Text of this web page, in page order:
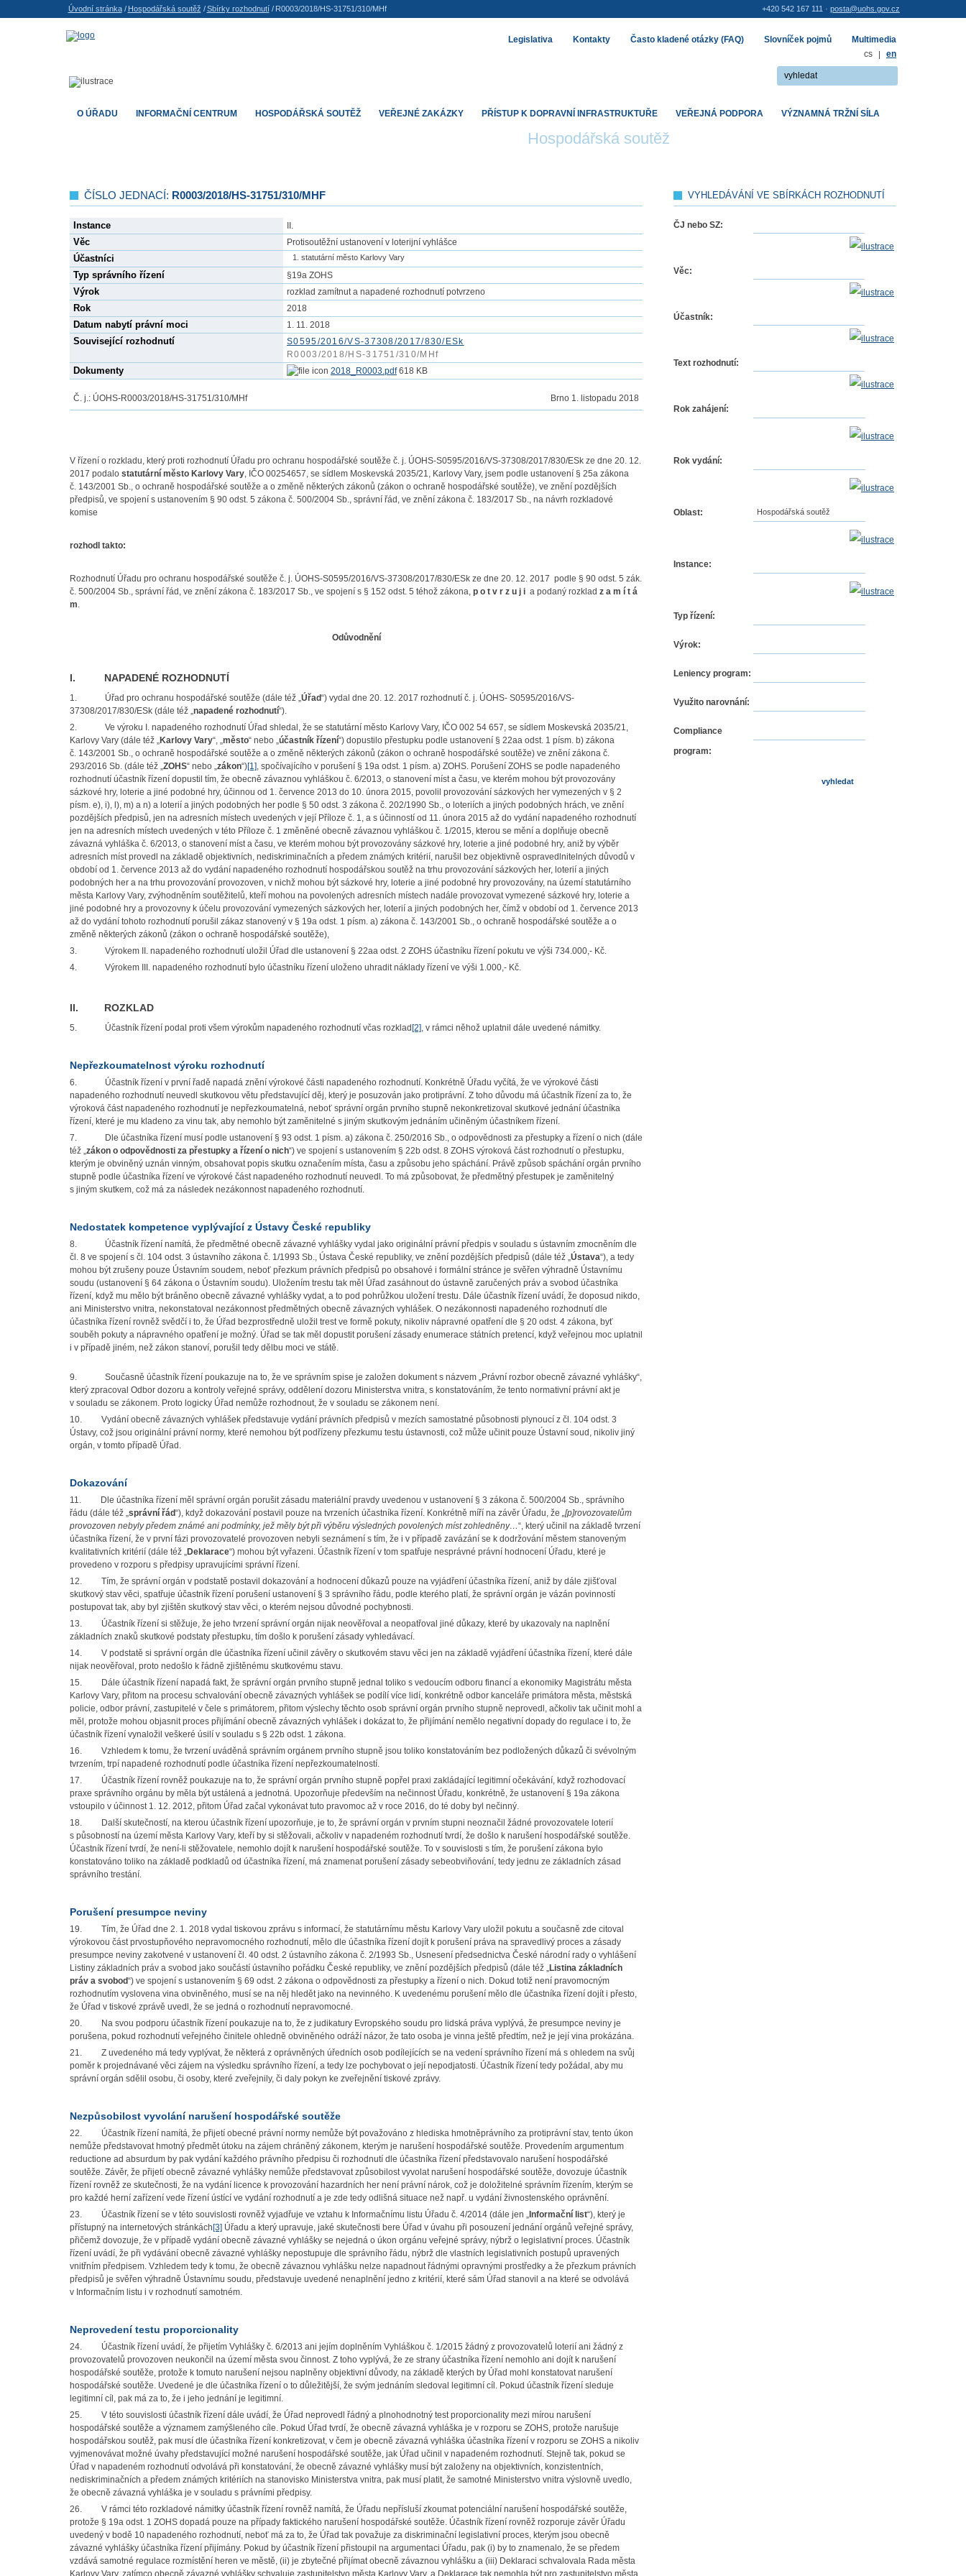
Hospodářská soutěž
ČÍSLO JEDNACÍ: R0003/2018/HS-31751/310/MHF
Instance II.
Věc Protisoutěžní ustanovení v loterijní vyhlášce
Účastníci statutární město Karlovy Vary
Typ správního řízení §19a ZOHS
Výrok rozklad zamítnut a napadené rozhodnutí potvrzeno
Rok 2018
Datum nabytí právní moci 1. 11. 2018
Související rozhodnutí
S0595/2016/VS-37308/2017/830/ESk
R0003/2018/HS-31751/310/MHf
Dokumenty 2018_R0003.pdf618 KB
Č. j.: ÚOHS-R0003/2018/HS-31751/310/MHf Brno 1. listopadu 2018
V řízení o rozkladu, který proti rozhodnutí Úřadu pro ochranu hospodářské soutěže č. j. ÚOHS-S0595/2016/VS-37308/2017/830/ESk ze dne 20. 12.
2017 podalo statutární město Karlovy Vary, IČO 00254657, se sídlem Moskevská 2035/21, Karlovy Vary, jsem podle ustanovení § 25a zákona
č. 143/2001 Sb., o ochraně hospodářské soutěže a o změně některých zákonů (zákon o ochraně hospodářské soutěže), ve znění pozdějších
předpisů, ve spojení s ustanovením § 90 odst. 5 zákona č. 500/2004 Sb., správní řád, ve znění zákona č. 183/2017 Sb., na návrh rozkladové
komise
rozhodl takto:
Rozhodnutí Úřadu pro ochranu hospodářské soutěže č. j. ÚOHS-S0595/2016/VS-37308/2017/830/ESk ze dne 20. 12. 2017 podle § 90 odst. 5 zák.
č. 500/2004 Sb., správní řád, ve znění zákona č. 183/2017 Sb., ve spojení s § 152 odst. 5 téhož zákona, p o t v r z u j i a podaný rozklad z a m í t á
m.
Odůvodnění
I. NAPADENÉ ROZHODNUTÍ
1. Úřad pro ochranu hospodářské soutěže (dále též „Úřad“) vydal dne 20. 12. 2017 rozhodnutí č. j. ÚOHS- S0595/2016/VS-
37308/2017/830/ESk (dále též „napadené rozhodnutí“).
2.
Ve výroku I. napadeného rozhodnutí Úřad shledal, že se statutární město Karlovy Vary, IČO 002 54 657, se sídlem Moskevská 2035/21,
Karlovy Vary (dále též „Karlovy Vary“, „město“ nebo „účastník řízení“) dopustilo přestupku podle ustanovení § 22aa odst. 1 písm. b) zákona
č. 143/2001 Sb., o ochraně hospodářské soutěže a o změně některých zákonů (zákon o ochraně hospodářské soutěže) ve znění zákona č.
293/2016 Sb. (dále též „ZOHS“ nebo „zákon“)[1], spočívajícího v porušení § 19a odst. 1 písm. a) ZOHS. Porušení ZOHS se podle napadeného
rozhodnutí účastník řízení dopustil tím, že obecně závaznou vyhláškou č. 6/2013, o stanovení míst a času, ve kterém mohou být provozovány
sázkové hry, loterie a jiné podobné hry, účinnou od 1. července 2013 do 10. února 2015, povolil provozování sázkových her vymezených v § 2
písm. e), i), l), m) a n) a loterií a jiných podobných her podle § 50 odst. 3 zákona č. 202/1990 Sb., o loteriích a jiných podobných hrách, ve znění
pozdějších předpisů, jen na adresních místech uvedených v její Příloze č. 1, a s účinností od 11. února 2015 až do vydání napadeného rozhodnutí
jen na adresních místech uvedených v této Příloze č. 1 změněné obecně závaznou vyhláškou č. 1/2015, kterou se mění a doplňuje obecně
závazná vyhláška č. 6/2013, o stanovení míst a času, ve kterém mohou být provozovány sázkové hry, loterie a jiné podobné hry, aniž by výběr
adresních míst provedl na základě objektivních, nediskriminačních a předem známých kritérií, narušil bez objektivně ospravedlnitelných důvodů v
období od 1. července 2013 až do vydání napadeného rozhodnutí hospodářskou soutěž na trhu provozování sázkových her, loterií a jiných
podobných her a na trhu provozování provozoven, v nichž mohou být sázkové hry, loterie a jiné podobné hry provozovány, na území statutárního
města Karlovy Vary, zvýhodněním soutěžitelů, kteří mohou na povolených adresních místech nadále provozovat vymezené sázkové hry, loterie a
jiné podobné hry a provozovny k účelu provozování vymezených sázkových her, loterií a jiných podobných her, čímž v období od 1. července 2013
až do vydání tohoto rozhodnutí porušil zákaz stanovený v § 19a odst. 1 písm. a) zákona č. 143/2001 Sb., o ochraně hospodářské soutěže a o
změně některých zákonů (zákon o ochraně hospodářské soutěže),
3.
Výrokem II. napadeného rozhodnutí uložil Úřad dle ustanovení § 22aa odst. 2 ZOHS účastníku řízení pokutu ve výši 734.000,- Kč.
4.
Výrokem III. napadeného rozhodnutí bylo účastníku řízení uloženo uhradit náklady řízení ve výši 1.000,- Kč.
II. ROZKLAD
5. Účastník řízení podal proti všem výrokům napadeného rozhodnutí včas rozklad [2], v rámci něhož uplatnil dále uvedené námitky.
Nepřezkoumatelnost výroku rozhodnutí
6.
Účastník řízení v první řadě napadá znění výrokové části napadeného rozhodnutí. Konkrétně Úřadu vyčítá, že ve výrokové části
napadeného rozhodnutí neuvedl skutkovou větu představující děj, který je posuzován jako protiprávní. Z toho důvodu má účastník řízení za to, že
výroková část napadeného rozhodnutí je nepřezkoumatelná, neboť správní orgán prvního stupně nekonkretizoval skutkové jednání účastníka
řízení, které je mu kladeno za vinu tak, aby nemohlo být zaměnitelné s jiným skutkovým jednáním učiněným účastníkem řízení.
7.
Dle účastníka řízení musí podle ustanovení § 93 odst. 1 písm. a) zákona č. 250/2016 Sb., o odpovědnosti za přestupky a řízení o nich (dále
též „zákon o odpovědnosti za přestupky a řízení o nich“) ve spojení s ustanovením § 22b odst. 8 ZOHS výroková část rozhodnutí o přestupku,
kterým je obviněný uznán vinným, obsahovat popis skutku označením místa, času a způsobu jeho spáchání. Právě způsob spáchání orgán prvního
stupně podle účastníka řízení ve výrokové část napadeného rozhodnutí neuvedl. To má způsobovat, že předmětný přestupek je zaměnitelný
s jiným skutkem, což má za následek nezákonnost napadeného rozhodnutí.
Nedostatek kompetence vyplývající z Ústavy České republiky
8.
Účastník řízení namítá, že předmětné obecně závazné vyhlášky vydal jako originální právní předpis v souladu s ústavním zmocněním dle
čl. 8 ve spojení s čl. 104 odst. 3 ústavního zákona č. 1/1993 Sb., Ústava České republiky, ve znění pozdějších předpisů (dále též „Ústava“), a tedy
mohou být zrušeny pouze Ústavním soudem, neboť přezkum právních předpisů po obsahové i formální stránce je svěřen výhradně Ústavnímu
soudu (ustanovení § 64 zákona o Ústavním soudu). Uložením trestu tak měl Úřad zasáhnout do ústavně zaručených práv a svobod účastníka
řízení, když mu mělo být bráněno obecně závazné vyhlášky vydat, a to pod pohrůžkou uložení trestu. Dále účastník řízení uvádí, že doposud nikdo,
ani Ministerstvo vnitra, nekonstatoval nezákonnost předmětných obecně závazných vyhlášek. O nezákonnosti napadeného rozhodnutí dle
účastníka řízení rovněž svědčí i to, že Úřad bezprostředně uložil trest ve formě pokuty, nikoliv nápravné opatření dle § 20 odst. 4 zákona, byť
souběh pokuty a nápravného opatření je možný. Úřad se tak měl dopustit porušení zásady enumerace státních pretencí, když veřejnou moc uplatnil
i v případě jiném, než zákon stanoví, porušil tedy dělbu moci ve státě.
9.
Současně účastník řízení poukazuje na to, že ve správním spise je založen dokument s názvem „Právní rozbor obecně závazné vyhlášky“,
který zpracoval Odbor dozoru a kontroly veřejné správy, oddělení dozoru Ministerstva vnitra, s konstatováním, že tento normativní právní akt je
v souladu se zákonem. Proto logicky Úřad nemůže rozhodnout, že v souladu se zákonem není.
10.
Vydání obecně závazných vyhlášek představuje vydání právních předpisů v mezích samostatné působnosti plynoucí z čl. 104 odst. 3
Ústavy, což jsou originální právní normy, které nemohou být podřízeny přezkumu testu ústavnosti, což může učinit pouze Ústavní soud, nikoliv jiný
orgán, v tomto případě Úřad.
Dokazování
11.
Dle účastníka řízení měl správní orgán porušit zásadu materiální pravdy uvedenou v ustanovení § 3 zákona č. 500/2004 Sb., správního
řádu (dále též „správní řád“), když dokazování postavil pouze na tvrzeních účastníka řízení. Konkrétně míří na závěr Úřadu, že „[p]rovozovatelům
provozoven nebyly předem známé ani podmínky, jež měly být při výběru výsledných povolených míst zohledněny…“, který učinil na základě tvrzení
účastníka řízení, že v první fázi provozovatelé provozoven nebyli seznámení s tím, že i v případě zavázání se k dodržování městem stanoveným
kvalitativních kritérií (dále též „Deklarace“) mohou být vyřazeni. Účastník řízení v tom spatřuje nesprávné právní hodnocení Úřadu, které je
provedeno v rozporu s předpisy upravujícími správní řízení.
12.
Tím, že správní orgán v podstatě postavil dokazování a hodnocení důkazů pouze na vyjádření účastníka řízení, aniž by dále zjišťoval
skutkový stav věci, spatřuje účastník řízení porušení ustanovení § 3 správního řádu, podle kterého platí, že správní orgán je vázán povinností
postupovat tak, aby byl zjištěn skutkový stav věci, o kterém nejsou důvodné pochybnosti.
13.
Účastník řízení si stěžuje, že jeho tvrzení správní orgán nijak neověřoval a neopatřoval jiné důkazy, které by ukazovaly na naplnění
základních znaků skutkové podstaty přestupku, tím došlo k porušení zásady vyhledávací.
14.
V podstatě si správní orgán dle účastníka řízení učinil závěry o skutkovém stavu věci jen na základě vyjádření účastníka řízení, které dále
nijak neověřoval, proto nedošlo k řádně zjištěnému skutkovému stavu.
15.
Dále účastník řízení napadá fakt, že správní orgán prvního stupně jednal toliko s vedoucím odboru financí a ekonomiky Magistrátu města
Karlovy Vary, přitom na procesu schvalování obecně závazných vyhlášek se podílí více lidí, konkrétně odbor kanceláře primátora města, městská
policie, odbor právní, zastupitelé v čele s primátorem, přitom výslechy těchto osob správní orgán prvního stupně neprovedl, ačkoliv tak učinit mohl a
měl, protože mohou objasnit proces přijímání obecně závazných vyhlášek i dokázat to, že přijímání nemělo negativní dopady do regulace i to, že
účastník řízení vynaložil veškeré úsilí v souladu s § 22b odst. 1 zákona.
16.
Vzhledem k tomu, že tvrzení uváděná správním orgánem prvního stupně jsou toliko konstatováním bez podložených důkazů či svévolným
tvrzením, trpí napadené rozhodnutí podle účastníka řízení nepřezkoumatelností.
17.
Účastník řízení rovněž poukazuje na to, že správní orgán prvního stupně popřel praxi zakládající legitimní očekávání, když rozhodovací
praxe správního orgánu by měla být ustálená a jednotná. Upozorňuje především na nečinnost Úřadu, konkrétně, že ustanovení § 19a zákona
vstoupilo v účinnost 1. 12. 2012, přitom Úřad začal vykonávat tuto pravomoc až v roce 2016, do té doby byl nečinný.
18.
Další skutečností, na kterou účastník řízení upozorňuje, je to, že správní orgán v prvním stupni neoznačil žádné provozovatele loterií
s působností na území města Karlovy Vary, kteří by si stěžovali, ačkoliv v napadeném rozhodnutí tvrdí, že došlo k narušení hospodářské soutěže.
Účastník řízení tvrdí, že není-li stěžovatele, nemohlo dojít k narušení hospodářské soutěže. To v souvislosti s tím, že porušení zákona bylo
konstatováno toliko na základě podkladů od účastníka řízení, má znamenat porušení zásady sebeobviňování, tedy jednu ze základních zásad
správního trestání.
Porušení presumpce neviny
19.
Tím, že Úřad dne 2. 1. 2018 vydal tiskovou zprávu s informací, že statutárnímu městu Karlovy Vary uložil pokutu a současně zde citoval
výrokovou část prvostupňového nepravomocného rozhodnutí, mělo dle účastníka řízení dojít k porušení práva na spravedlivý proces a zásady
presumpce neviny zakotvené v ustanovení čl. 40 odst. 2 ústavního zákona č. 2/1993 Sb., Usnesení předsednictva České národní rady o vyhlášení
Listiny základních práv a svobod jako součástí ústavního pořádku České republiky, ve znění pozdějších předpisů (dále též „Listina základních
práv a svobod“) ve spojení s ustanovením § 69 odst. 2 zákona o odpovědnosti za přestupky a řízení o nich. Dokud totiž není pravomocným
rozhodnutím vyslovena vina obviněného, musí se na něj hledět jako na nevinného. K uvedenému porušení mělo dle účastníka řízení dojít i přesto,
že Úřad v tiskové zprávě uvedl, že se jedná o rozhodnutí nepravomocné.
20.
Na svou podporu účastník řízení poukazuje na to, že z judikatury Evropského soudu pro lidská práva vyplývá, že presumpce neviny je
porušena, pokud rozhodnutí veřejného činitele ohledně obviněného odráží názor, že tato osoba je vinna ještě předtím, než je její vina prokázána.
21.
Z uvedeného má tedy vyplývat, že některá z oprávněných úředních osob podílejících se na vedení správního řízení má s ohledem na svůj
poměr k projednávané věci zájem na výsledku správního řízení, a tedy lze pochybovat o její nepodjatosti. Účastník řízení tedy požádal, aby mu
správní orgán sdělil osobu, či osoby, které zveřejnily, či daly pokyn ke zveřejnění tiskové zprávy.
Nezpůsobilost vyvolání narušení hospodářské soutěže
22.
Účastník řízení namítá, že přijetí obecné právní normy nemůže být považováno z hlediska hmotněprávního za protiprávní stav, tento úkon
nemůže představovat hmotný předmět útoku na zájem chráněný zákonem, kterým je narušení hospodářské soutěže. Provedením argumentum
reductione ad absurdum by pak vydání každého právního předpisu či rozhodnutí dle účastníka řízení představovalo narušení hospodářské
soutěže. Závěr, že přijetí obecně závazné vyhlášky nemůže představovat způsobilost vyvolat narušení hospodářské soutěže, dovozuje účastník
řízení rovněž ze skutečnosti, že na vydání licence k provozování hazardních her není právní nárok, což je doložitelné správním řízením, kterým se
pro každé herní zařízení vede řízení ústící ve vydání rozhodnutí a je zde tedy odlišná situace než např. u vydání živnostenského oprávnění.
23.
Účastník řízení se v této souvislosti rovněž vyjadřuje ve vztahu k Informačnímu listu Úřadu č. 4/2014 (dále jen „ Informační list“), který je
přístupný na internetových stránkách [3] Úřadu a který upravuje, jaké skutečnosti bere Úřad v úvahu při posouzení jednání orgánů veřejné správy,
přičemž dovozuje, že v případě vydání obecně závazné vyhlášky se nejedná o úkon orgánu veřejné správy, nýbrž o legislativní proces. Účastník
řízení uvádí, že při vydávání obecně závazné vyhlášky nepostupuje dle správního řádu, nýbrž dle vlastních legislativních postupů upravených
vnitřním předpisem. Vzhledem tedy k tomu, že obecně závaznou vyhlášku nelze napadnout řádnými opravnými prostředky a že přezkum právních
předpisů je svěřen výhradně Ústavnímu soudu, představuje uvedené nenaplnění jedno z kritérií, které sám Úřad stanovil a na které se odvolává
v Informačním listu i v rozhodnutí samotném.
Neprovedení testu proporcionality
24.
Účastník řízení uvádí, že přijetím Vyhlášky č. 6/2013 ani jejím doplněním Vyhláškou č. 1/2015 žádný z provozovatelů loterií ani žádný z
provozovatelů provozoven neukončil na území města svou činnost. Z toho vyplývá, že ze strany účastníka řízení nemohlo ani dojít k narušení
hospodářské soutěže, protože k tomuto narušení nejsou naplněny objektivní důvody, na základě kterých by Úřad mohl konstatovat narušení
hospodářské soutěže. Uvedené je dle účastníka řízení o to důležitější, že svým jednáním sledoval legitimní cíl. Pokud účastník řízení sleduje
legitimní cíl, pak má za to, že i jeho jednání je legitimní.
25.
V této souvislosti účastník řízení dále uvádí, že Úřad neprovedl řádný a plnohodnotný test proporcionality mezi mírou narušení
hospodářské soutěže a významem zamýšleného cíle. Pokud Úřad tvrdí, že obecně závazná vyhláška je v rozporu se ZOHS, protože narušuje
hospodářskou soutěž, pak musí dle účastníka řízení konkretizovat, v čem je obecně závazná vyhláška účastníka řízení v rozporu se ZOHS a nikoliv
vyjmenovávat možné úvahy představující možné narušení hospodářské soutěže, jak Úřad učinil v napadeném rozhodnutí. Stejně tak, pokud se
Úřad v napadeném rozhodnutí odvolává při konstatování, že obecně závazné vyhlášky musí být založeny na objektivních, konzistentních,
nediskriminačních a předem známých kritériích na stanovisko Ministerstva vnitra, pak musí platit, že samotné Ministerstvo vnitra výslovně uvedlo,
že obecně závazná vyhláška je v souladu s právními předpisy.
26.
V rámci této rozkladové námitky účastník řízení rovněž namítá, že Úřadu nepřísluší zkoumat potenciální narušení hospodářské soutěže,
protože § 19a odst. 1 ZOHS dopadá pouze na případy faktického narušení hospodářské soutěže. Účastník řízení rovněž rozporuje závěr Úřadu
uvedený v bodě 10 napadeného rozhodnutí, neboť má za to, že Úřad tak považuje za diskriminační legislativní proces, kterým jsou obecně
závazné vyhlášky účastníka řízení přijímány. Pokud by účastník řízení přistoupil na argumentaci Úřadu, pak (i) by to znamenalo, že se předem
vzdává samotné regulace rozmístění heren ve městě, (ii) je zbytečné přijímat obecně závaznou vyhlášku a (iii) Deklaraci schvalovala Rada města
Karlovy Vary, zatímco obecně závazné vyhlášky schvaluje zastupitelstvo města Karlovy Vary, a Deklarace tak nemohla být pro zastupitelstvo města
VYHLEDÁVÁNÍ VE SBÍRKÁCH ROZHODNUTÍ
ČJ nebo SZ:
Věc:
Účastník:
Text rozhodnutí:
Rok zahájení:
Rok vydání:
Oblast: Hospodářská soutěž
Instance:
Typ řízení:
Výrok:
Leniency program:
Využito narovnání:
Compliance
program:
O ÚŘADU INFORMAČNÍ CENTRUM HOSPODÁŘSKÁ SOUTĚŽ VEŘEJNÉ ZAKÁZKY PŘÍSTUP K DOPRAVNÍ INFRASTRUKTUŘE VEŘEJNÁ PODPORA VÝZNAMNÁ TRŽNÍ SÍLA
Legislativa Kontakty Často kladené otázky (FAQ) Slovníček pojmů
Multimedia
cs
| en
Úvodní stránka/ Hospodářská soutěž / Sbírky rozhodnutí/ R0003/2018/HS-31751/310/MHf +420 542 167 111 · posta@uohs.gov.cz